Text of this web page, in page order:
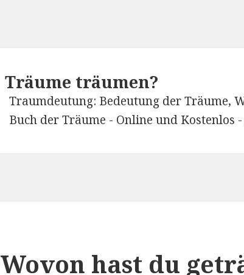
Träume träumen?
Traumdeutung: Bedeutung der Träume,
Buch der Träume - Online und Kostenlos
Wovon hast du